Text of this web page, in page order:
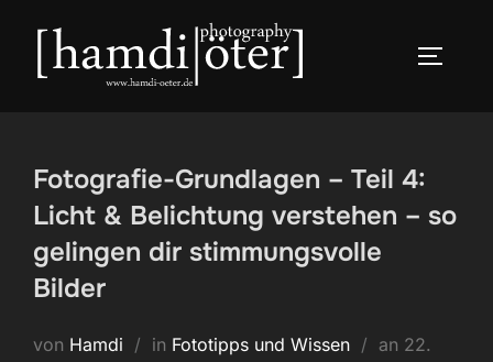
springen
Fotografie-Grundlagen – Teil 4:
Licht & Belichtung verstehen – so
gelingen dir stimmungsvolle
Bilder
von Hamdi in Fototipps und Wissen an 22.